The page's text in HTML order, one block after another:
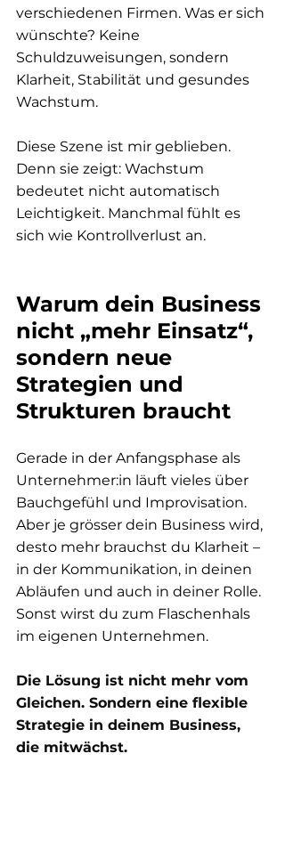
verschiedenen Firmen. Was er sich
wünschte? Keine
Schuldzuweisungen, sondern
Klarheit, Stabilität und gesundes
Wachstum.
Diese Szene ist mir geblieben.
Denn sie zeigt: Wachstum
bedeutet nicht automatisch
Leichtigkeit. Manchmal fühlt es
sich wie Kontrollverlust an.
Warum dein Business
nicht „mehr Einsatz“,
sondern neue
Strategien und
Strukturen braucht
Gerade in der Anfangsphase als
Unternehmer:in läuft vieles über
Bauchgefühl und Improvisation.
Aber je grösser dein Business wird,
desto mehr brauchst du Klarheit –
in der Kommunikation, in deinen
Abläufen und auch in deiner Rolle.
Sonst wirst du zum Flaschenhals
im eigenen Unternehmen.
Die Lösung ist nicht mehr vom
Gleichen. Sondern eine flexible
Strategie in deinem Business,
die mitwächst.